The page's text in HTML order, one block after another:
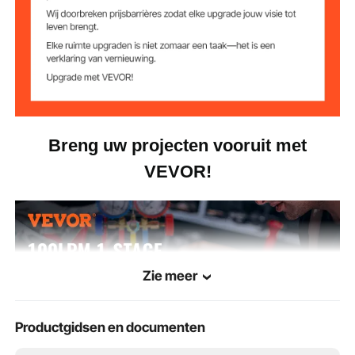
Frequentie
Vermogen 150W
Netto gewicht 5,39 kg (111,9 lbs)
290 x 120 x 220 mm (11,4 x
Breng uw projecten vooruit met
VEVOR!
Zie meer
Productgidsen en documenten